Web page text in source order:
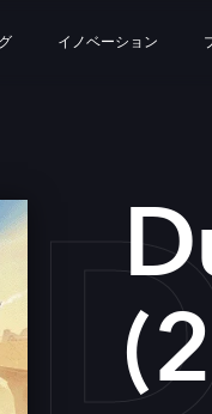
イノベーション